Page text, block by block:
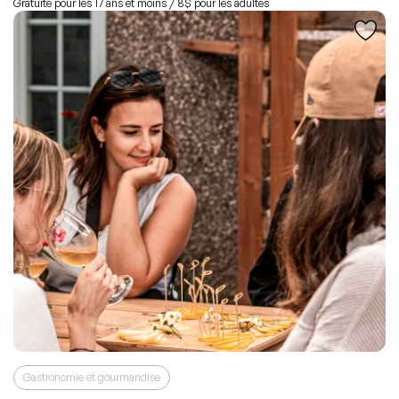
Gratuite pour les 17 ans et moins / 8$ pour les adultes
Gastronomie et gourmandise